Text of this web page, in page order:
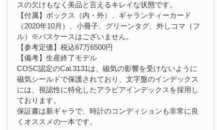
スの欠けもなく美品と言えるキレイな状態です。
【付属】ボックス（内・外）、ギャランティーカード
（2020年10月）、小冊子、グリーンタグ、外しコマ（フ
ル）※パスケースはございません。
【参考定価】税込67万6500円
【備考】生産終了モデル
COSC認定のCal.3131は、磁気の影響を受けないように
磁気シールドで保護されており、文字盤のインデックス
には、視認性に特化したアラビアインデックスを採用し
ております。
保証書は新ギャラで、時計のコンディションも非常に良
くオススメの一本です。